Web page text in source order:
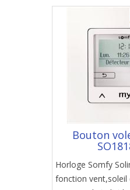
Bouton
Horloge Somfy
fonction vent,soleil